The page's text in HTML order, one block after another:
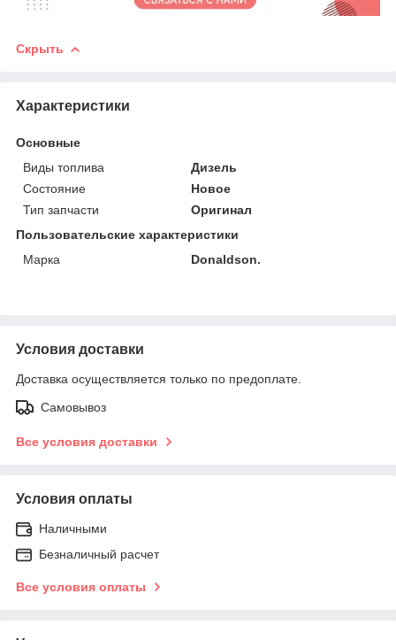
Скрыть
Характеристики
Основные
Виды топлива
Дизель
Состояние
Новое
Тип запчасти
Оригинал
Пользовательские характеристики
Марка
Donaldson.
Условия доставки
Доставка осуществляется только по предоплате.
Самовывоз
Все условия доставки
Условия оплаты
Наличными
Безналичный расчет
Все условия оплаты